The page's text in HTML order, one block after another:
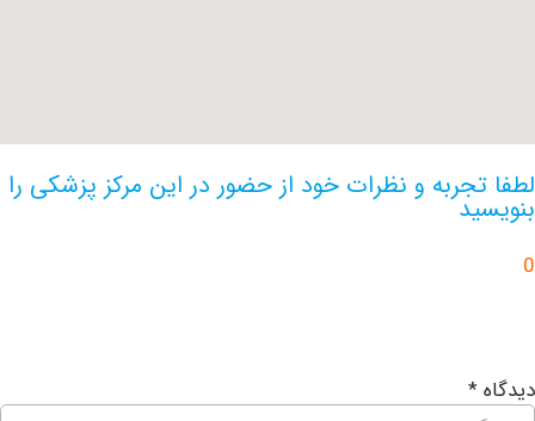
و نظرات خود از حضور در این مرکز پزشکی را